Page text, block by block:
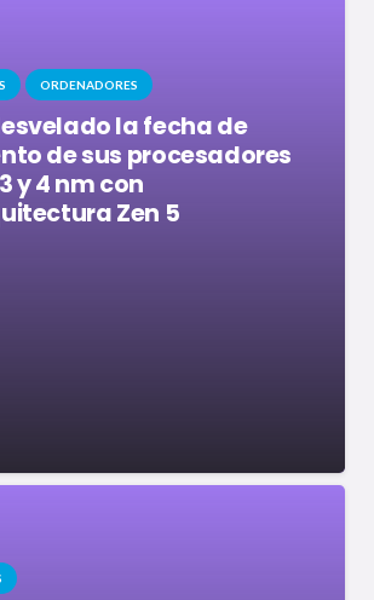
ORDENADORES
la fecha de
de sus procesadores
y 4 nm con
Zen 5